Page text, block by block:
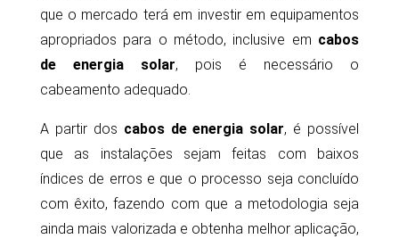
que o mercado terá em investir em equipamentos
apropriados para o método, inclusive em cabos
de energia solar, pois é necessário o
cabeamento adequado.
A partir dos cabos de energia solar, é possível
que as instalações sejam feitas com baixos
índices de erros e que o processo seja concluído
com êxito, fazendo com que a metodologia seja
ainda mais valorizada e obtenha melhor aplicação,